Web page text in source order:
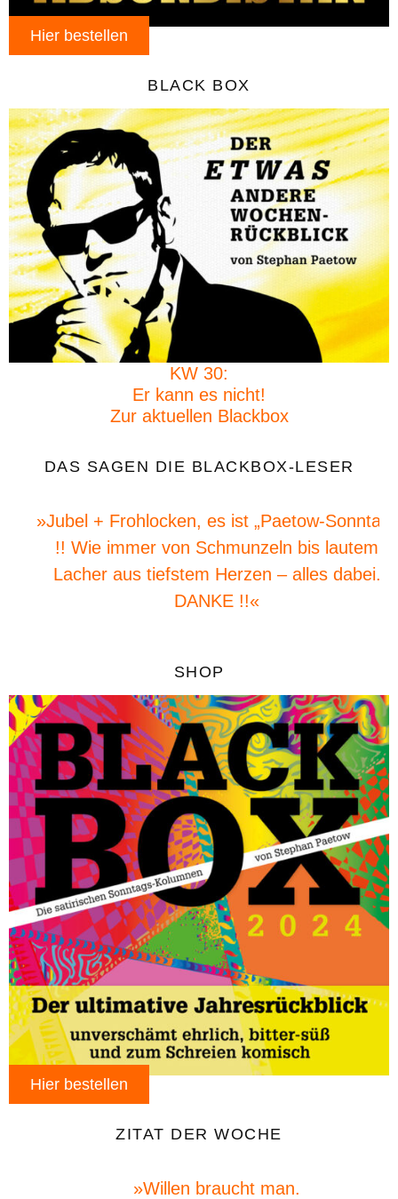
Hier bestellen
BLACK BOX
KW 30:
Er kann es nicht!
Zur aktuellen Blackbox
DAS SAGEN DIE BLACKBOX-LESER
»Jubel + Frohlocken, es ist „Paetow-Sonntag“
!! Wie immer von Schmunzeln bis lautem
Lacher aus tiefstem Herzen – alles dabei.
DANKE !!«
SHOP
Hier bestellen
ZITAT DER WOCHE
»Willen braucht man.